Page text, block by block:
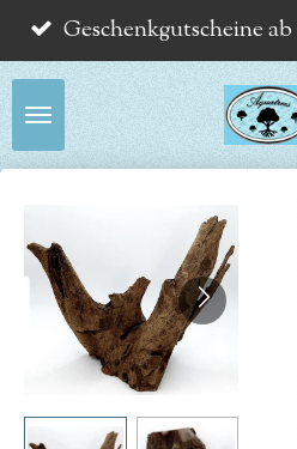
Zum
Hauptinhalt
springen
Geschenkgutscheine